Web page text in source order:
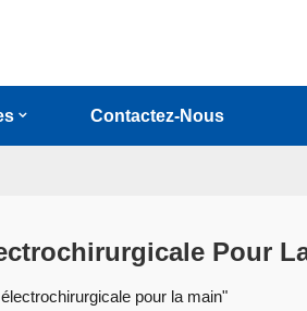
Contactez-Nous
Pour
pour la main"